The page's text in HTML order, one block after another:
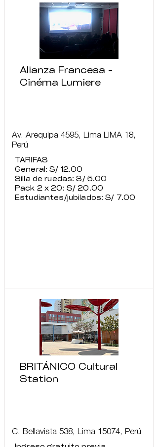
Alianza Francesa -
Cinéma Lumiere
Av. Arequipa 4595, Lima LIMA 18,
Perú
TARIFAS
General: S/ 12.00
Silla de ruedas: S/ 5.00
Pack 2 x 20: S/ 20.00
Estudiantes/jubilados: S/ 7.00
BRITÁNICO Cultural
Station
C. Bellavista 538, Lima 15074, Perú